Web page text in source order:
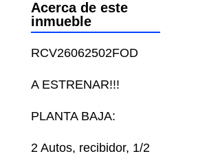
Acerca de este
inmueble
RCV26062502FOD
A ESTRENAR!!!
PLANTA BAJA:
2 Autos, recibidor, 1/2